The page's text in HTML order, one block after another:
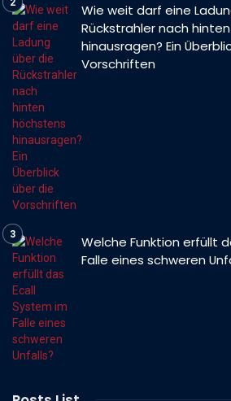
Wie weit darf eine
Rückstrahler nach
hinausragen? Ein
Vorschriften
Welche Funktion erfüllt
Falle eines schweren